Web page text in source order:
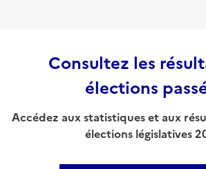
Consultez les
élections
Accédez aux statistiques et aux
élections législatives